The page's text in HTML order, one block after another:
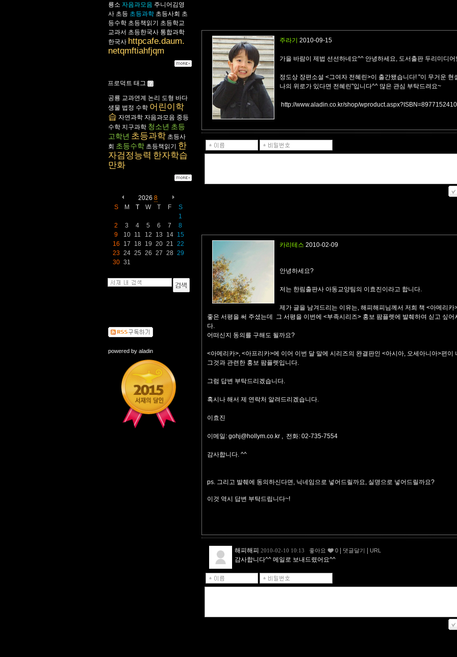
룡소 자음과모음 주니어김영
사 초등 초등과학 초등사회 초
등수학 초등책읽기
초등학교
교과서 초등한국사 통합과학
한국사 httpcafe.daum.
netqmftiahfjqm
프로덕트 태그
공룡 교과연계 논리 도형 바다
생물 법정 수학 어린이학
습 자연과학 자음과모음 중등
수학 지구과학 청소년 초등
고학년 초등과학 초등사
회 초등수학 초등책읽기
한
자검정능력 한자학습
만화
2026 8
S
M T W T F
S
1
2
3 4 5 6 7
8
9
10 11 12 13 14
15
16
17 18 19 20 21 22
23 24 25 26 27 28 29
30 31
powered by aladin
주라기 2010-09-15
가을 바람이 제법 선선하네요^^ 안녕하세요, 도서출판 두리미디
정도상 장편소설 <그여자 전혜린>이 출간됐습니다! "이 무거운 현
나의 위로가 있다면 전혜린"입니다^^ 많은 관심 부탁드려요~
http://www.aladin.co.kr/shop/wproduct.aspx?ISBN=8977152410
카리테스 2010-02-09
안녕하세요?
저는 한림출판사 아동교양팀의 이효진이라고 합니다.
제가 글을 남겨드리는 이유는, 해피해피님께서 저희 책 <아메리카
좋은 서평을 써 주셨는데 그 서평을 이번에 <부족시리즈> 홍보 팜플렛에 발췌하여 싣고 싶어
다.
어떠신지 동의를 구해도 될까요?
<아메리카>, <아프리카>에 이어 이번 달 말에 시리즈의 완결판인 <아시아, 오세아니아>편이
그것과 관련한 홍보 팜플렛입니다.
그럼 답변 부탁드리겠습니다.
혹시나 해서 제 연락처 알려드리겠습니다.
이효진
이메일: gohj@hollym.co.kr , 전화: 02-735-7554
감사합니다. ^^
ps. 그리고 발췌에 동의하신다면, 닉네임으로 넣어드릴까요, 실명으로 넣어드릴까요?
이것 역시 답변 부탁드립니다~!
해피해피 2010-02-10 10:13 좋아요 0 댓글달기 URL
감사합니다^^ 메일로 보내드렸어요^^